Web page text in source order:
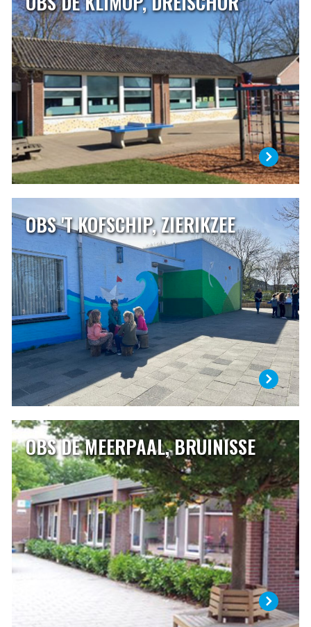
OBS De Klimop is een dorpsschool van ongeveer 75
leerlingen in Dreischor. Onze school is een openbare
school die een centrale plaats inneemt binnen de
dorpsgemeenschap. Wij staan voor samen, verbindend,
liefdevol, vol vertrouwen en met plezier! Het motto van
onze school is: ‘Zorg voor elkaar!’
LEES MEER
OBS 'T KOFSCHIP, ZIERIKZEE
OBS 'T KOFSCHIP, ZIERIKZEE
’t Kofschip geeft kinderen de ruimte, ruimte om te groeien
en te ontwikkelen. Die ruimte willen wij zeker bieden aan
onze leerlingen, maar daarnaast ook aan onszelf. Onze
school is de plek waar iedereen leert. De basisschool is een
belangrijke tijd uit het leven van kinderen, maar ook van
hun ouders.
LEES MEER
OBS DE MEERPAAL, BRUINISSE
OBS DE MEERPAAL, BRUINISSE
Openbare basisschool de Meerpaal is samen met twee
andere (bijzondere) scholen gevestigd in Bruinisse.
Afgelopen jaren hebben verschillende verbouwingen
plaatsgevonden, waardoor we meer ruimte tot onze
beschikking hebben gekregen. Verder is dit schooljaar ons
schoolplein vernieuwd en veranderd.
LEES MEER